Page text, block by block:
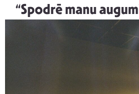
“Spodrē manu